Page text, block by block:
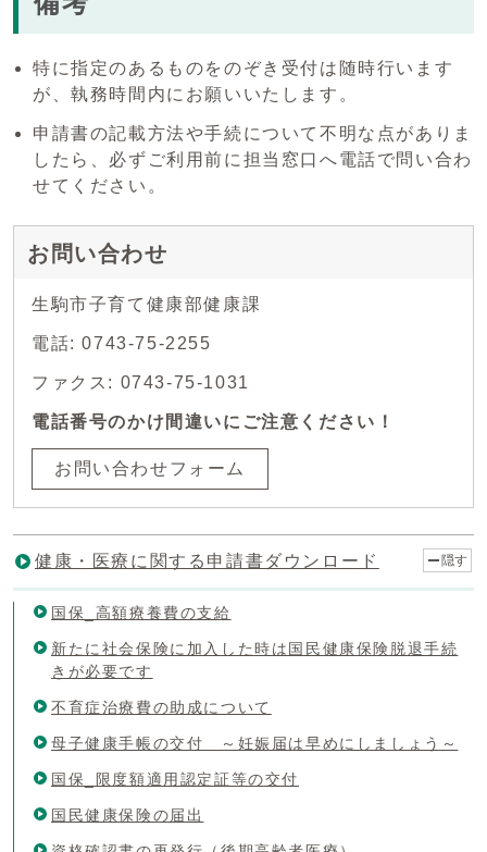
特に指定のあるものをのぞき受付は随時行います
が、執務時間内にお願いいたします。
申請書の記載方法や手続について不明な点がありま
したら、必ずご利用前に担当窓口へ電話で問い合わ
せてください。
お問い合わせ
生駒市子育て健康部健康課
電話: 0743-75-2255
ファクス: 0743-75-1031
電話番号のかけ間違いにご注意ください！
お問い合わせフォーム
健康・医療に関する申請書ダウンロード 隠す
国保_高額療養費の支給
新たに社会保険に加入した時は国民健康保険脱退手続
きが必要です
不育症治療費の助成について
母子健康手帳の交付 ～妊娠届は早めにしましょう～
国保_限度額適用認定証等の交付
国民健康保険の届出